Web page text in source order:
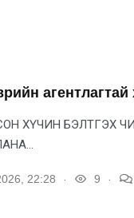
агентлагтай
ХҮЧИН БЭЛТГЭХ
22:28 9